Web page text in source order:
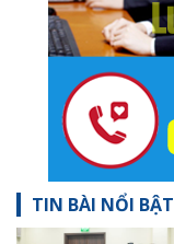
TIN BÀI NỔI BẬT